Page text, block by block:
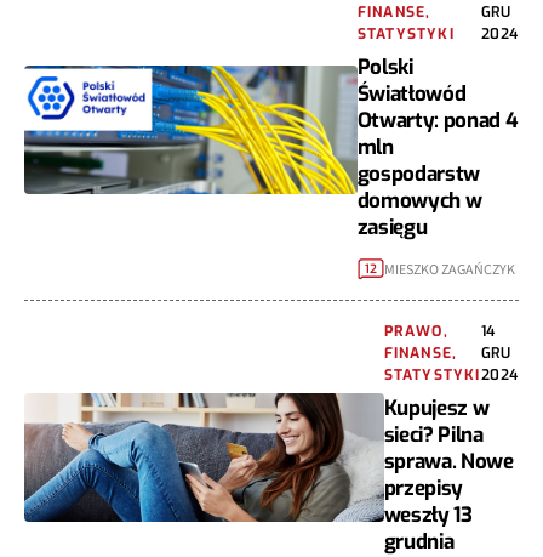
FINANSE,
STATYSTYKI
GRU
2024
Polski
Światłowód
Otwarty: ponad 4
mln
gospodarstw
domowych w
zasięgu
12 MIESZKO ZAGAŃCZYK
PRAWO,
FINANSE,
STATYSTYKI
14
GRU
2024
Kupujesz w
sieci? Pilna
sprawa. Nowe
przepisy
weszły 13
grudnia